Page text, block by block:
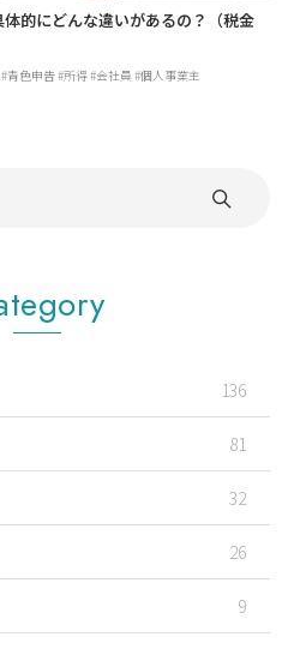
的にどんな違いがあるの？（税金
青色申告 所得 会社員 個人事業主
136
81
32
26
9